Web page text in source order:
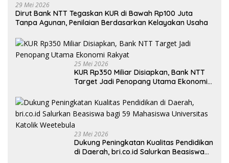
29 Mei 2026
Dirut Bank NTT Tegaskan KUR di Bawah Rp100 Juta
Tanpa Agunan, Penilaian Berdasarkan Kelayakan Usaha
25 Mei 2026
KUR Rp350 Miliar Disiapkan, Bank NTT
Target Jadi Penopang Utama Ekonomi
23 Mei 2026
Dukung Peningkatan Kualitas Pendidikan
di Daerah, bri.co.id Salurkan Beasiswa